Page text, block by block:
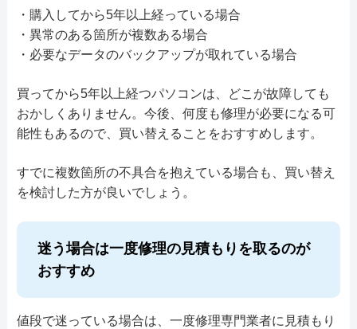
・購入してから5年以上経っている場合
・異常のある箇所が複数ある場合
・必要なデータのバックアップが取れている場合
買ってから5年以上経つパソコンは、どこが故障しても
おかしくありません。今後、何度も修理が必要になる可
能性もあるので、買い替えることをおすすめします。
すでに複数箇所の不具合を抱えている場合も、買い替え
を検討した方が良いでしょう。
迷う場合は一度修理の見積もりを取るのが
おすすめ
値段で迷っている場合は、一度修理専門業者に見積もり